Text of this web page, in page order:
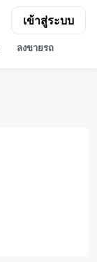
ลงขายรถ
เข้าสู่ระบบ